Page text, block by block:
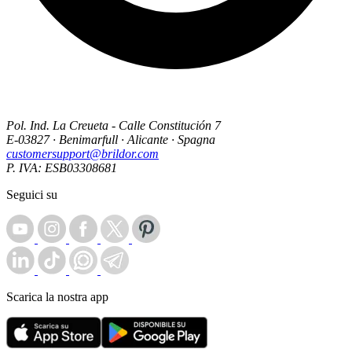
Pol. Ind. La Creueta - Calle Constitución 7
E-03827 · Benimarfull · Alicante · Spagna
customersupport@brildor.com
P. IVA: ESB03308681
Seguici su
Scarica la nostra app